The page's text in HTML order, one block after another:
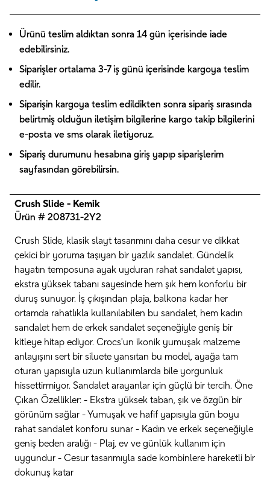
Ürünü teslim aldıktan sonra 14 gün içerisinde iade
edebilirsiniz.
Siparişler ortalama 3-7 iş günü içerisinde kargoya teslim
edilir.
Siparişin kargoya teslim edildikten sonra sipariş sırasında
belirtmiş olduğun iletişim bilgilerine kargo takip bilgilerini
e-posta ve sms olarak iletiyoruz.
Sipariş durumunu hesabına giriş yapıp siparişlerim
sayfasından görebilirsin.
Crush Slide - Kemik
Ürün # 208731-2Y2
Crush Slide, klasik slayt tasarımını daha cesur ve dikkat
çekici bir yoruma taşıyan bir yazlık sandalet. Gündelik
hayatın temposuna ayak uyduran rahat sandalet yapısı,
ekstra yüksek tabanı sayesinde hem şık hem konforlu bir
duruş sunuyor. İş çıkışından plaja, balkona kadar her
ortamda rahatlıkla kullanılabilen bu sandalet, hem kadın
sandalet hem de erkek sandalet seçeneğiyle geniş bir
kitleye hitap ediyor. Crocs'un ikonik yumuşak malzeme
anlayışını sert bir siluete yansıtan bu model, ayağa tam
oturan yapısıyla uzun kullanımlarda bile yorgunluk
hissettirmiyor. Sandalet arayanlar için güçlü bir tercih. Öne
Çıkan Özellikler: - Ekstra yüksek taban, şık ve özgün bir
görünüm sağlar - Yumuşak ve hafif yapısıyla gün boyu
rahat sandalet konforu sunar - Kadın ve erkek seçeneğiyle
geniş beden aralığı - Plaj, ev ve günlük kullanım için
uygundur - Cesur tasarımıyla sade kombinlere hareketli bir
dokunuş katar